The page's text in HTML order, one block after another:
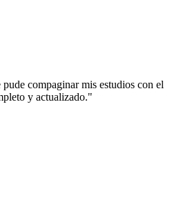
compaginar mis estudios con el
y actualizado."